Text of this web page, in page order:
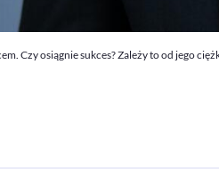
Czy osiągnie sukces? Zależy to od jego